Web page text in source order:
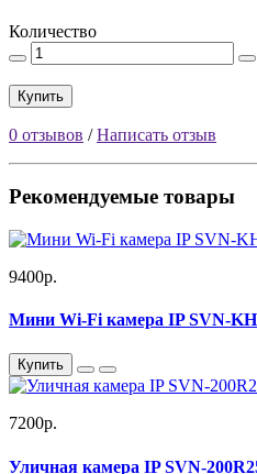
Количество
Купить
0 отзывов /Написать отзыв
Рекомендуемые товары
9400р.
Мини Wi-Fi камера IP SVN-
Купить
7200р.
Уличная камера IP SVN-